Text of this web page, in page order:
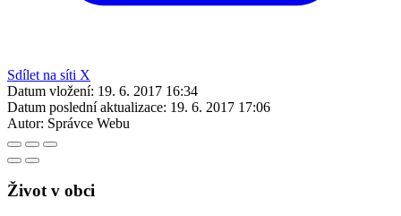
Sdílet na síti X
Datum vložení: 19. 6. 2017 16:34
Datum poslední aktualizace: 19. 6. 2017 17:06
Autor: Správce Webu
Život v obci